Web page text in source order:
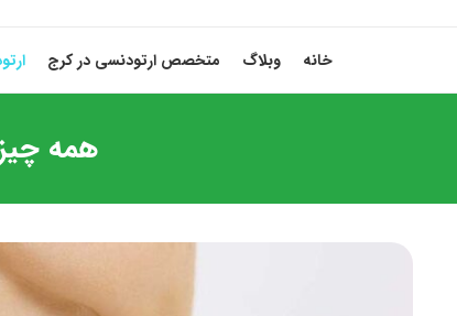
خانه وبلاگ متخصص ارتودنسی در کرج
همه